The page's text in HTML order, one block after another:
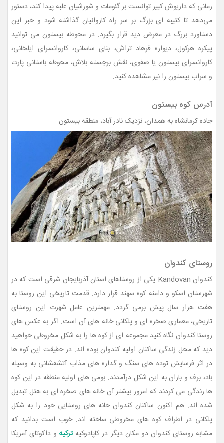
زمانی که داریوش کبیر توانست بر گئومات و شورشیان غلبه پیدا کند، دستور
می‌دهد تا کتیبه ای بزرگ بر سر راه کاروانیان گذاشته شود و خبر این
دستاورد بزرگ در معرض دید قرار بگیرد. در محوطه بیستون می توانید
پیکره هرکول، دیواره فرهاد تراش، بنای ساسانی، کاروانسرای ایلخانی،
کاروانسرای بیستون یا صفوی، نقش برجسته بلاش، محوطه باستانی پارت
و سراب بیستون را نیز مشاهده کنید.
آدرس کوه بیستون
جاده کرمانشاه به همدان، نزدیک نادر آباد، منطقه بیستون
روستای کندوان
کندوان Kandovan یکی از روستاهای استان آذربایجان شرقی است که در
شهرستان اسکو و دامنه کوه سهند قرار دارد. قدمت تاریخی این روستا به
هفت هزار سال پیش برمی گردد. مهمترین عامل شهرت این روستای
تاریخی، معماری صخره ای و پلکانی خانه های آن است. اگر به عکس های
روستا کندوان نگاه کنید مجموعه ای از کوه ها را به شکل مخروطی خواهید
دید که محل زندگی ساکنان اولیه کندوان بوده اند. در حقیقت این کوه ها
در اثر فرسایش توده های سنگ و گدازه های مذاب آتشفشانی به وسیله
باد، برف و باران به این شکل درآمدند. بومی های اولیه منطقه در این کوه
ها زندگی می کردند که امروز بیشتر آن خانه های صخره ای به هتل تبدیل
شده اند. هم اکنون ساکنان کندوان خانه های روستایی خود را به شکل
پلکانی در اطراف کوه های مخروطی ساخته اند. خوب است بدانید که
مشابه روستای کندوان دو مکان دیگر در کاپادوکیه ترکیهو داکوتای آمریکا